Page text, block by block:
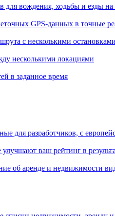
для вождения, ходьбы и езды на
GPS-данных в точные
с несколькими
несколькими локациями
в заданное время
для разработчиков, с
ваш рейтинг в
об аренде и недвижимости